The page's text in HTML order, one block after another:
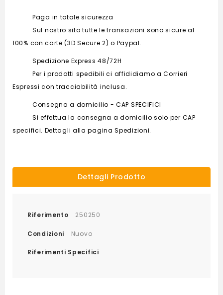
Paga in totale sicurezza
Sul nostro sito tutte le transazioni sono sicure al
100% con carte (3D Secure 2) o Paypal.
Spedizione Express 48/72H
Per i prodotti spedibili ci affididiamo a Corrieri
Espressi con tracciabilità inclusa.
Consegna a domicilio - CAP SPECIFICI
Si effettua la consegna a domicilio solo per CAP
specifici. Dettagli alla pagina Spedizioni.
Dettagli Prodotto
Riferimento 250250
Condizioni Nuovo
Riferimenti Specifici